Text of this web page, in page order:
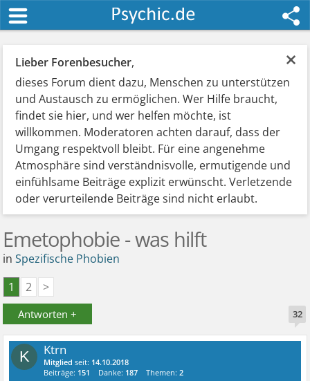
×
Lieber Forenbesucher,
dieses Forum dient dazu, Menschen zu unterstützen
und Austausch zu ermöglichen. Wer Hilfe braucht,
findet sie hier, und wer helfen möchte, ist
willkommen. Moderatoren achten darauf, dass der
Umgang respektvoll bleibt. Für eine angenehme
Atmosphäre sind verständnisvolle, ermutigende und
einfühlsame Beiträge explizit erwünscht. Verletzende
oder verurteilende Beiträge sind nicht erlaubt.
Emetophobie - was hilft
inSpezifische Phobien
1
2 >
Antworten + 32
K Ktrn
Mitglied seit: 14.10.2018
Beiträge: 151 Danke: 187 Themen:2